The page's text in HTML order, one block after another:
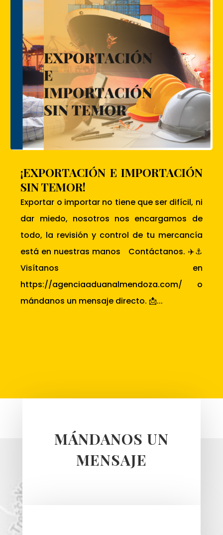
¡EXPORTACIÓN E IMPORTACIÓN
SIN TEMOR!
Exportar o importar no tiene que ser difícil, ni
dar miedo, nosotros nos encargamos de
todo, la revisión y control de tu mercancía
está en nuestras manos Contáctanos. ✈️⚓
Visítanos en
https://agenciaaduanalmendoza.com/ o
mándanos un mensaje directo. 📩...
MÁNDANOS UN
MENSAJE